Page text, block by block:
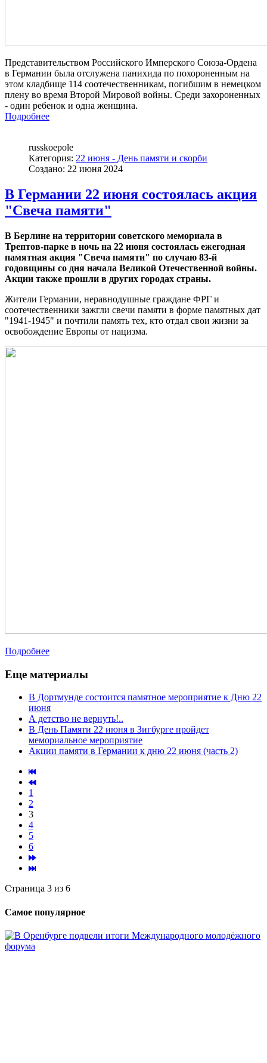
Представительством Российского Имперского Союза-Ордена
в Германии была отслужена панихида по похороненным на
этом кладбище 114 соотечественникам, погибшим в немецком
плену во время Второй Мировой войны. Среди захороненных
- один ребенок и одна женщина.
Подробнее
russkoepole
Категория: 22 июня - День памяти и скорби
Создано: 22 июня 2024
В Германии 22 июня состоялась акция
"Свеча памяти"
В Берлине на территории советского мемориала в
Трептов-парке в ночь на 22 июня состоялась ежегодная
памятная акция "Свеча памяти" по случаю 83-й
годовщины со дня начала Великой Отечественной войны.
Акции также прошли в других городах страны.
Жители Германии, неравнодушные граждане ФРГ и
соотечественники зажгли свечи памяти в форме памятных дат
"1941-1945" и почтили память тех, кто отдал свои жизни за
освобождение Европы от нацизма.
Подробнее
Еще материалы
В Дортмунде состоится памятное мероприятие к Дню 22
июня
А детство не вернуть!..
В День Памяти 22 июня в Зигбурге пройдет
мемориальное мероприятие
Акции памяти в Германии к дню 22 июня (часть 2)
1
2
3
4
5
6
Страница 3 из 6
Самое популярное